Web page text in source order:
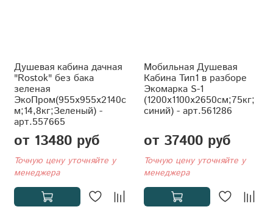
Душевая кабина дачная
"Rostok" без бака
зеленая
ЭкоПром(955x955x2140с
м;14,8кг;Зеленый) -
арт.557665
от 13480 руб
Точную цену уточняйте у
менеджера
Мобильная Душевая
Кабина Тип1 в разборе
Экомарка S-1
(1200x1100x2650см;75кг;
синий) - арт.561286
от 37400 руб
Точную цену уточняйте у
менеджера